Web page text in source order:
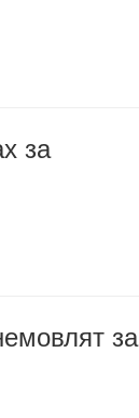
за
за